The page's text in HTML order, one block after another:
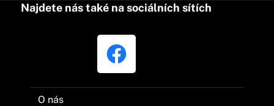
Najdete nás také na sociálních sítích
O nás